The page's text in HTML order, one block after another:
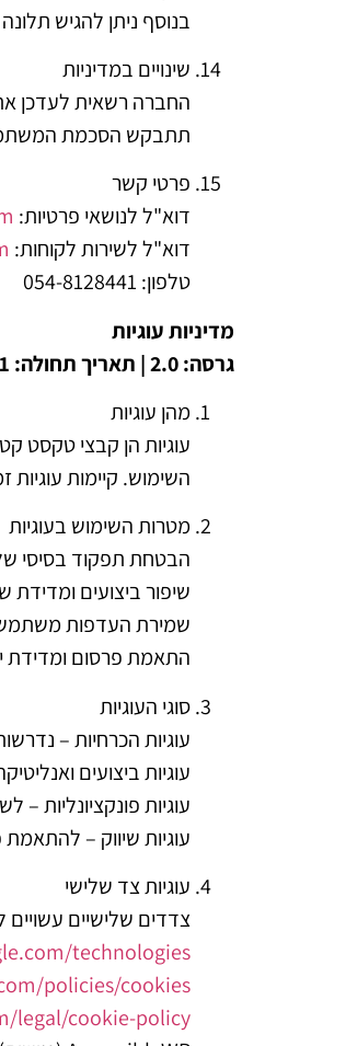
בנוסף ניתן להגיש תלונה לרשות
שינויים במדיניות
החברה רשאית לעדכן
תתבקש הסכמת
פרטי קשר
דוא"ל לנושאי פרטיות:
דוא"ל לשירות לקוחות:
טלפון: 054-8128441
מדיניות עוגיות
גרסה: 2.0 | תאריך תחולה: 1 באוקטובר 2025
מהן עוגיות
עוגיות הן קבצי טקסט
השימוש. קיימות
מטרות השימוש בעוגיות
הבטחת תפקוד בסיסי
שיפור ביצועים ומדידת
שמירת העדפות
התאמת פרסום ומדידת
סוגי העוגיות
עוגיות הכרחיות –
עוגיות ביצועים
עוגיות פונקציונליות
עוגיות שיווק – להתאמת
עוגיות צד שלישי
צדדים שלישיים
technologies
policies/cookies
legal/cookie-policy